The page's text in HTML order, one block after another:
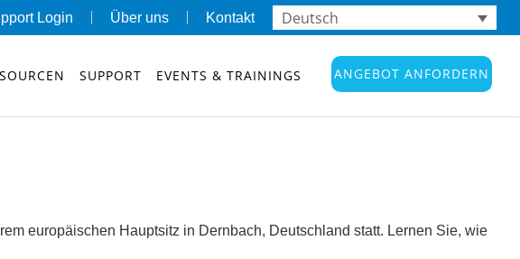
Deutsch
Login Über uns Kontakt
SUPPORT EVENTS & TRAININGS ANGEBOT ANFORDERN
europäischen Hauptsitz in Dernbach, Deutschland statt. Lernen Sie, wie